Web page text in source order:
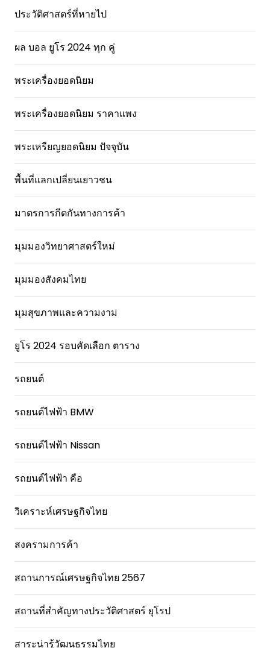
ประวัติศาสตร์ที่หายไป
ผล บอล ยูโร 2024 ทุก คู่
พระเครื่องยอดนิยม
พระเครื่องยอดนิยม ราคาแพง
พระเหรียญยอดนิยม ปัจจุบัน
พื้นที่แลกเปลี่ยนเยาวชน
มาตรการกีดกันทางการค้า
มุมมองวิทยาศาสตร์ใหม่
มุมมองสังคมไทย
มุมสุขภาพและความงาม
ยูโร 2024 รอบคัดเลือก ตาราง
รถยนต์
รถยนต์ไฟฟ้า BMW
รถยนต์ไฟฟ้า Nissan
รถยนต์ไฟฟ้า คือ
วิเคราะห์เศรษฐกิจไทย
สงครามการค้า
สถานการณ์เศรษฐกิจไทย 2567
สถานที่สําคัญทางประวัติศาสตร์ ยุโรป
สาระน่ารู้วัฒนธรรมไทย